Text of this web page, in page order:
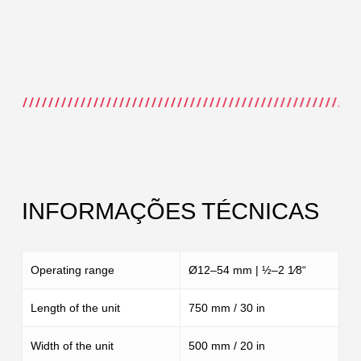
INFORMAÇÕES TÉCNICAS
Operating range Ø12–54 mm | ½–2 1⁄8“
Length of the unit 750 mm / 30 in
Width of the unit 500 mm / 20 in